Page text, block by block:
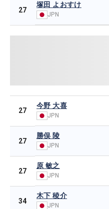
27
塚田 よおすけ
JPN
27
今野 大喜
JPN
27
勝俣 陵
JPN
27
原 敏之
JPN
34
木下 稜介
JPN